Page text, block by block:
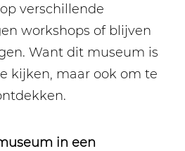
verschillende
workshops of blijven
Want dit museum is
kijken, maar ook om te
in een